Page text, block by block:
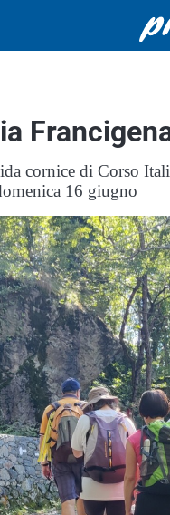
cornice di Corso
16 giugno